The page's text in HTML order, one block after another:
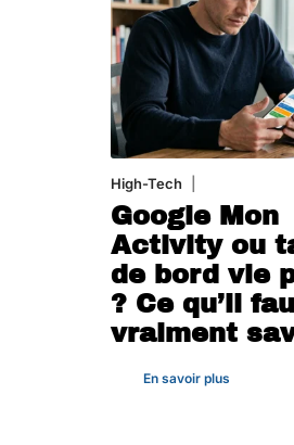
High-Tech
Google Mon
Activity ou
de bord vie
? Ce qu’il
vraiment
En savoir plus